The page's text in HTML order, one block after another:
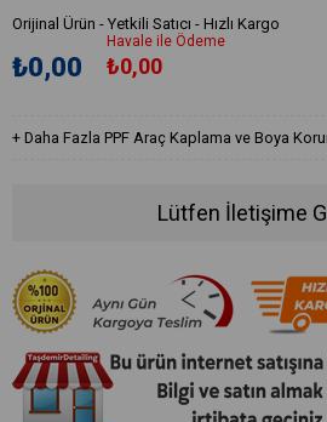
Orijinal Ürün - Yetkili Satıcı - Hızlı Kargo
₺0,00
Havale ile Ödeme
₺0,00
+ Daha Fazla PPF Araç Kaplama ve Boya
Lütfen İletişime